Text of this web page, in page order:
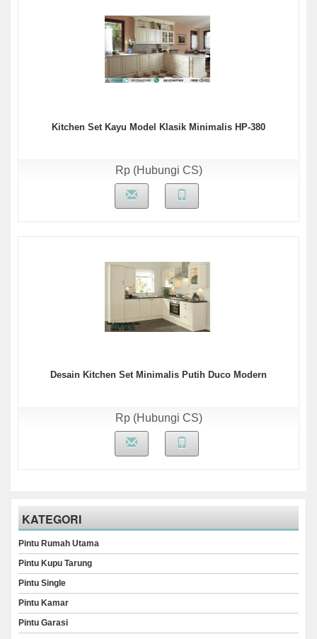
Kitchen Set Kayu Model Klasik Minimalis HP-380
Rp (Hubungi CS)
Desain Kitchen Set Minimalis Putih Duco Modern
Rp (Hubungi CS)
KATEGORI
Pintu Rumah Utama
Pintu Kupu Tarung
Pintu Single
Pintu Kamar
Pintu Garasi